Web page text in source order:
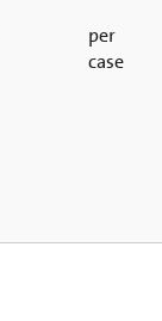
per
case